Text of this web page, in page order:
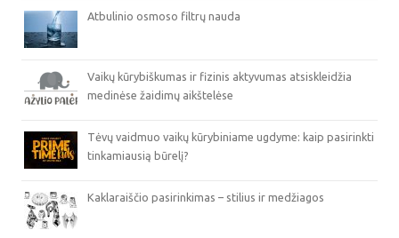
Atbulinio osmoso filtrų nauda
Vaikų kūrybiškumas ir fizinis aktyvumas atsiskleidžia
medinėse žaidimų aikštelėse
Tėvų vaidmuo vaikų kūrybiniame ugdyme: kaip pasirinkti
tinkamiausią būrelį?
Kaklaraiščio pasirinkimas – stilius ir medžiagos